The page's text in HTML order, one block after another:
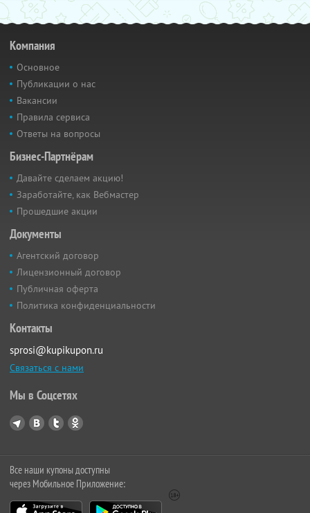
Компания
Основное
Публикации о нас
Вакансии
Правила сервиса
Ответы на вопросы
Бизнес-Партнёрам
Давайте сделаем акцию!
Заработайте, как Вебмастер
Прошедшие акции
Документы
Агентский договор
Лицензионный договор
Публичная оферта
Политика конфиденциальности
Контакты
sprosi@kupikupon.ru
Связаться с нами
Мы в Соцсетях
Все наши купоны доступны
через Мобильное Приложение: